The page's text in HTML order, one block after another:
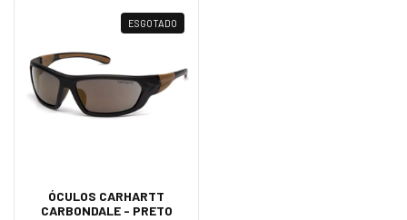
ESGOTADO
ÓCULOS CARHARTT
CARBONDALE - PRETO